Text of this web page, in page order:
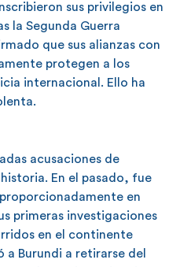
sus privilegios en
la Segunda Guerra
que sus alianzas con
protegen a los
internacional. Ello ha
acusaciones de
En el pasado, fue
en
primeras investigaciones
en el continente
Burundi a retirarse del